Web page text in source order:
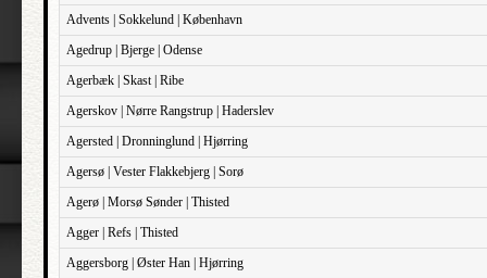
Advents | Sokkelund | København
Agedrup | Bjerge | Odense
Agerbæk | Skast | Ribe
Agerskov | Nørre Rangstrup | Haderslev
Agersted | Dronninglund | Hjørring
Agersø | Vester Flakkebjerg | Sorø
Agerø | Morsø Sønder | Thisted
Agger | Refs | Thisted
Aggersborg | Øster Han | Hjørring